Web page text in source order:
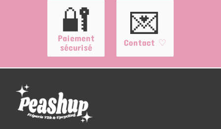
🔐
Paiement
sécurisé
💌
Contact ♡